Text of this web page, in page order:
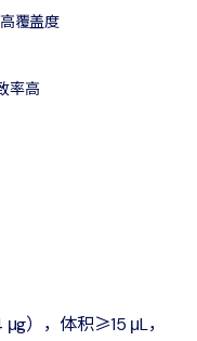
覆盖度
率高
），体积≥15 μL，